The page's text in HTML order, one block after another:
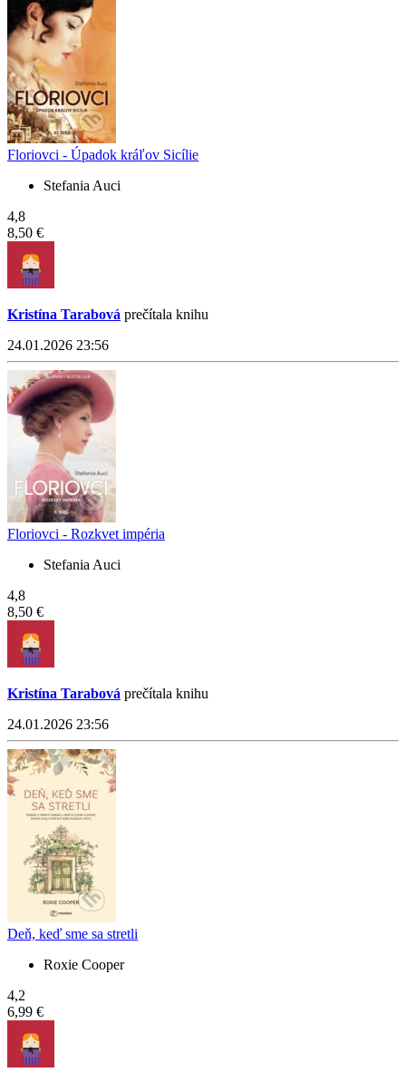
Floriovci - Úpadok kráľov Sicílie
Stefania Auci
4,8
8,50 €
Kristína Tarabová prečítala knihu
24.01.2026 23:56
Floriovci - Rozkvet impéria
Stefania Auci
4,8
8,50 €
Kristína Tarabová prečítala knihu
24.01.2026 23:56
Deň, keď sme sa stretli
Roxie Cooper
4,2
6,99 €